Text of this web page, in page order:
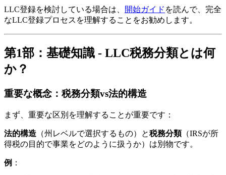
LLC登録を検討している場合は、 開始ガイド を読んで、完全
なLLC登録プロセスを理解することをお勧めします。
第1部：基礎知識 - LLC税務分類とは何
か？
重要な概念：税務分類vs法的構造
まず、重要な区別を理解することが重要です：
法的構造 （州レベルで選択するもの）と税務分類（IRSが所
得税の目的で事業をどのように扱うか）は別物です。
例 ：